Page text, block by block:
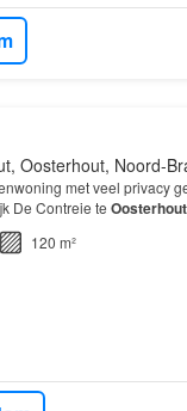
Oosterhout, Noord-
met veel privacy
De Contreie te Oosterhout
120 m²